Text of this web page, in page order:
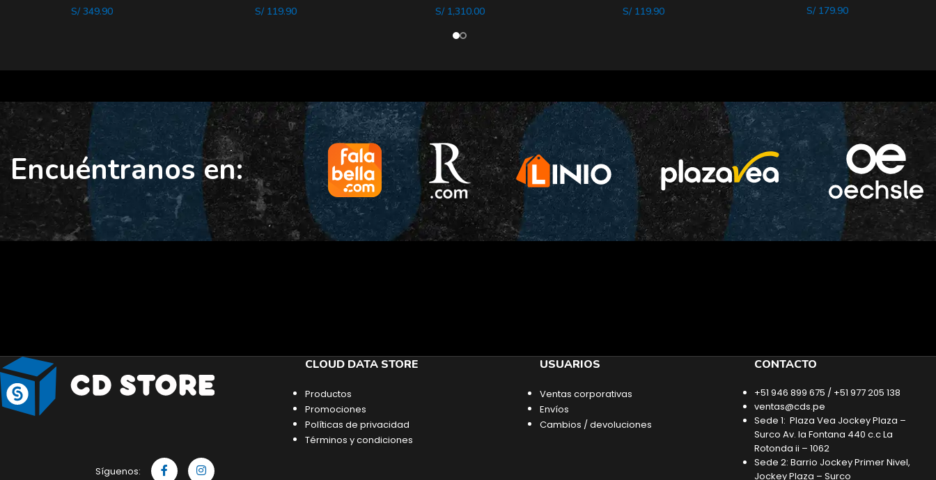
S/349.90 S/119.90 S/1,310.00 S/119.90 S/179.90
Encuéntranos en:
Síguenos:
CLOUD DATA STORE
Productos
Promociones
Políticas de privacidad
Términos y condiciones
USUARIOS
Ventas corporativas
Envíos
Cambios / devoluciones
CONTACTO
+51 946 899 675 / +51 977 205 138
ventas@cds.pe
Sede 1: Plaza Vea Jockey Plaza –
Surco Av. la Fontana 440 c.c La
Rotonda ii – 1062
Sede 2: Barrio Jockey Primer Nivel,
Jockey Plaza – Surco